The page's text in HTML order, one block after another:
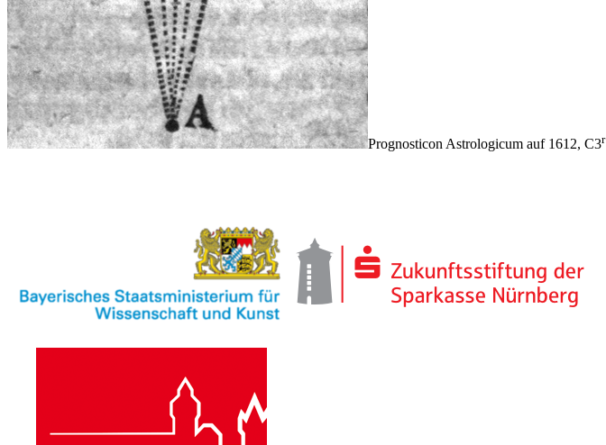
Prognosticon Astrologicum auf 1612, C3r